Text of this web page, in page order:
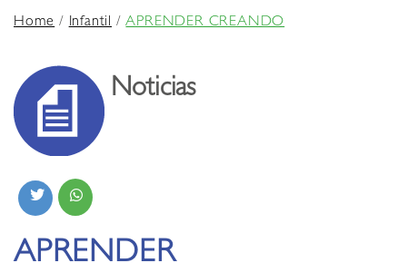
Home/Infantil /APRENDER CREANDO
Noticias
APRENDER